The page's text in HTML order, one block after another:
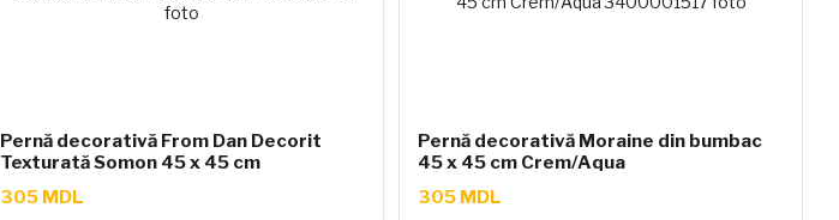
Pernă decorativă From Dan Decorit
Texturată Somon 45 x 45 cm
305 MDL
Pernă decorativă Moraine din bumbac
45 x 45 cm Crem/Aqua
305 MDL